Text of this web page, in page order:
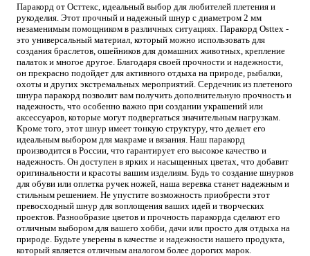
Паракорд от Осттекс, идеальный выбор для любителей плетения и
рукоделия. Этот прочный и надежный шнур с диаметром 2 мм
незаменимым помощником в различных ситуациях. Паракорд Osttex -
это универсальный материал, который можно использовать для
создания браслетов, ошейников для домашних животных, крепление
палаток и многое другое. Благодаря своей прочности и надежности,
он прекрасно подойдет для активного отдыха на природе, рыбалки,
охоты и других экстремальных мероприятий. Сердечник из плетеного
шнура паракорд позволит вам получить дополнительную прочность и
надежность, что особенно важно при создании украшений или
аксессуаров, которые могут подвергаться значительным нагрузкам.
Кроме того, этот шнур имеет тонкую структуру, что делает его
идеальным выбором для макраме и вязания. Наш паракорд
производится в России, что гарантирует его высокое качество и
надежность. Он доступен в ярких и насыщенных цветах, что добавит
оригинальности и красоты вашим изделиям. Будь то создание шнурков
для обуви или оплетка ручек ножей, наша веревка станет надежным и
стильным решением. Не упустите возможность приобрести этот
превосходный шнур для воплощения ваших идей и творческих
проектов. Разнообразие цветов и прочность паракорда сделают его
отличным выбором для вашего хобби, дачи или просто для отдыха на
природе. Будьте уверены в качестве и надежности нашего продукта,
который является отличным аналогом более дорогих марок.